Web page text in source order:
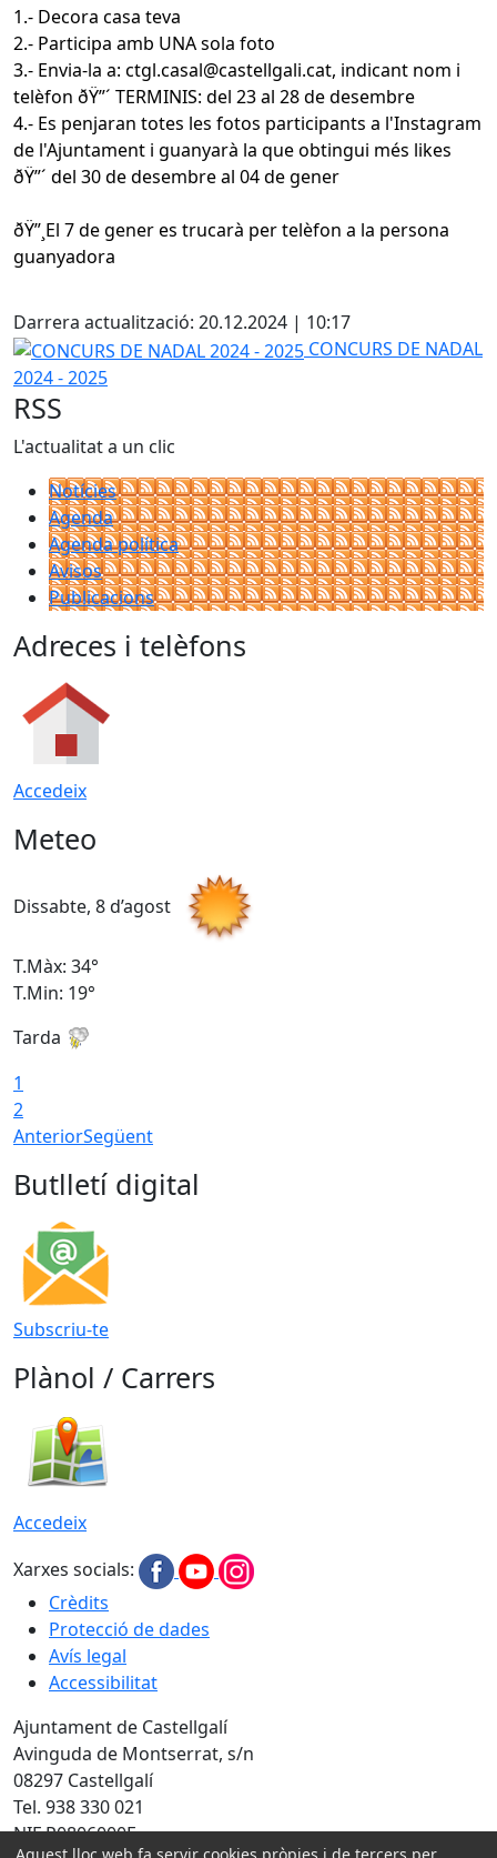
1.- Decora casa teva
2.- Participa amb UNA sola foto
3.- Envia-la a: ctgl.casal@castellgali.cat, indicant nom i
telèfon ðŸ”´ TERMINIS: del 23 al 28 de desembre
4.- Es penjaran totes les fotos participants a l'Instagram
de l'Ajuntament i guanyarà la que obtingui més likes
ðŸ”´ del 30 de desembre al 04 de gener
ðŸ”¸El 7 de gener es trucarà per telèfon a la persona
guanyadora
Darrera actualització: 20.12.2024 | 10:17
CONCURS DE NADAL 2024 - 2025
CONCURS DE NADAL
2024 - 2025
RSS
L'actualitat a un clic
Notícies
Agenda
Agenda política
Avisos
Publicacions
Adreces i telèfons
Accedeix
Meteo
Dissabte, 8 d’agost
T.Màx: 34°
T.Min: 19°
Tarda
1
2
AnteriorSegüent
Butlletí digital
Subscriu-te
Plànol / Carrers
Accedeix
Xarxes socials:
Crèdits
Protecció de dades
Avís legal
Accessibilitat
Ajuntament de Castellgalí
Avinguda de Montserrat, s/n
08297 Castellgalí
Tel. 938 330 021
NIF P0806000F